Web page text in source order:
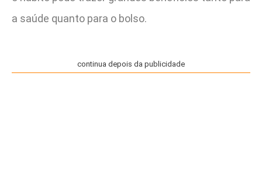
a saúde quanto para o bolso.
continua depois da publicidade